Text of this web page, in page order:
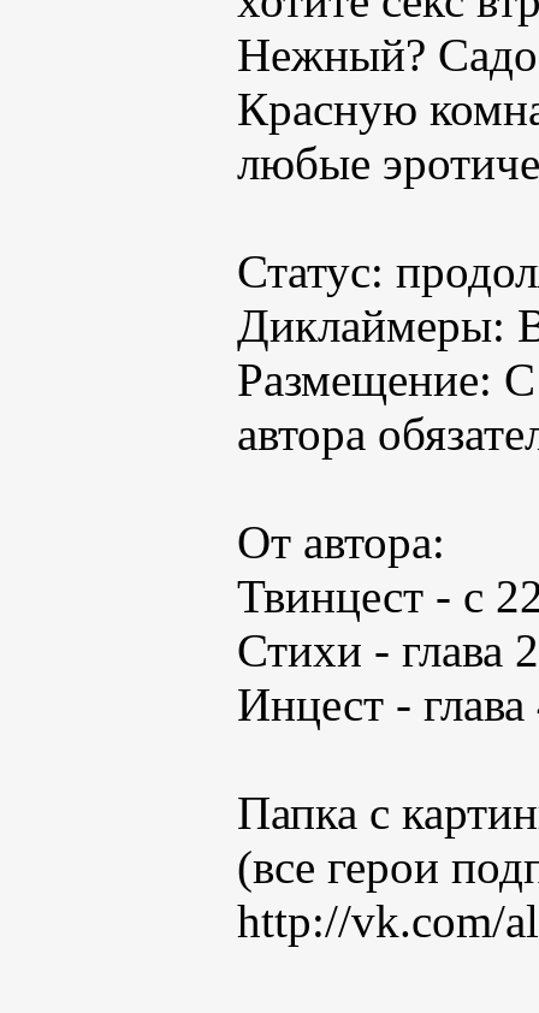
Нежный?
Красную
любые
Статус:
Диклаймеры:
Размещение:
автора
От автора:
Твинцест - с
Стихи - глава
Инцест - глава
Папка с
(все герои
http://vk.com/